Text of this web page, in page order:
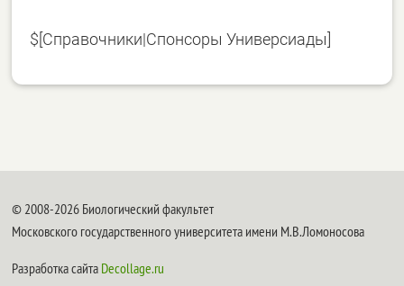
$[Справочники|Спонсоры Универсиады]
© 2008-2026 Биологический факультет
Московского государственного университета имени М.В.Ломоносова
Разработка сайта Decollage.ru